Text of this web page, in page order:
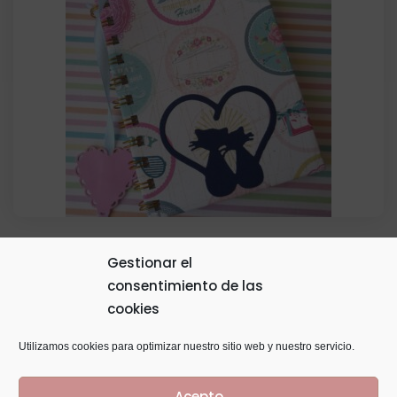
Gestionar el
consentimiento de las
cookies
Utilizamos cookies para optimizar nuestro sitio web y nuestro servicio.
Agenda O Block De Notas
Personalizada